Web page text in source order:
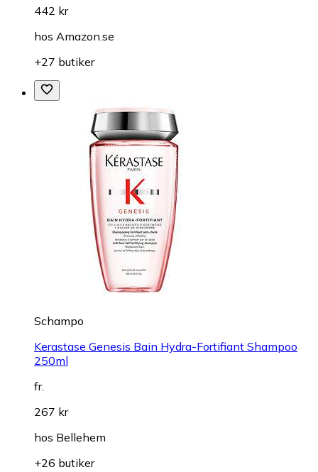
442 kr
hos Amazon.se
+27 butiker
Schampo
Kerastase Genesis Bain Hydra-Fortifiant Shampoo
250ml
fr.
267 kr
hos Bellehem
+26 butiker